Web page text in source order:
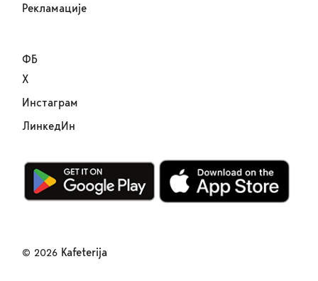
Рекламације
ФБ
Х
Инстаграм
ЛинкедИн
© 2026 Kafeterija